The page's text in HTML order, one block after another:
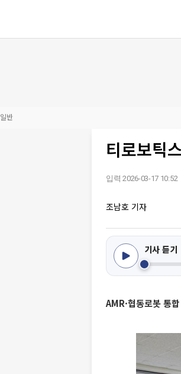
일반
티로보틱
입력 2026-03-17 10:52
조남호 기자
기사 듣기
AMR·협동로봇 통